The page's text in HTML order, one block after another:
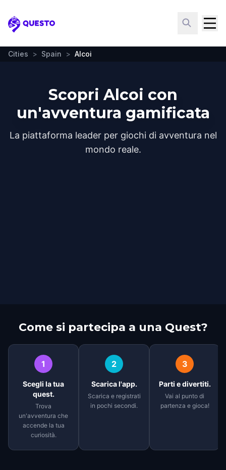
Questo
Cities > Spain > Alcoi
Scopri Alcoi con
un'avventura gamificata
La piattaforma leader per giochi di avventura nel
mondo reale.
Come si partecipa a una Quest?
1
Scegli la tua
quest.
Trova
un'avventura che
accende la tua
curiosità.
2
Scarica l'app.
Scarica e registrati
in pochi secondi.
3
Parti e divertiti.
Vai al punto di
partenza e gioca!